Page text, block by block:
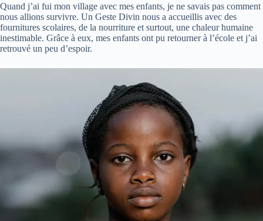
Quand j’ai fui mon village avec mes enfants, je ne savais pas comment
nous allions survivre. Un Geste Divin nous a accueillis avec des
fournitures scolaires, de la nourriture et surtout, une chaleur humaine
inestimable. Grâce à eux, mes enfants ont pu retourner à l’école et j’ai
retrouvé un peu d’espoir.